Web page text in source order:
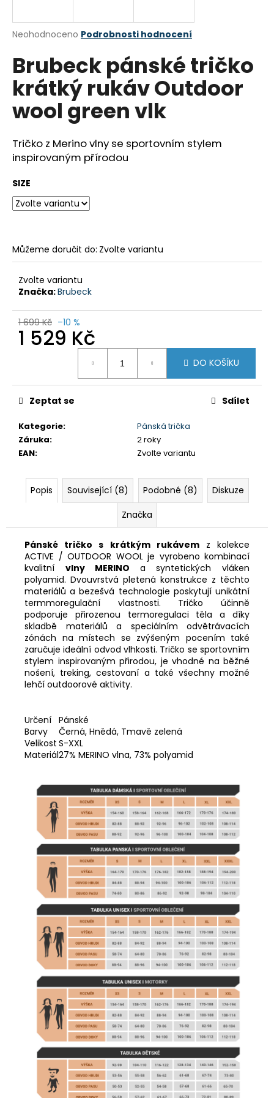
Průměrné
produktu
je
0,0
5
hvězdiček.
Neohodnoceno Podrobnosti hodnocení
Brubeck pánské tričko
krátký rukáv Outdoor
wool green vlk
Tričko z Merino vlny se sportovním stylem
inspirovaným přírodou
SIZE
Můžeme doručit do: Zvolte variantu
Zvolte variantu
Značka:Brubeck
1 699 Kč –10 %
1 529 Kč
DO KOŠÍKU
Kategorie:
Pánská trička
Záruka:
2 roky
EAN: Zvolte variantu
Zeptat se Sdílet
Popis Související (8) Podobné (8)
Diskuze
Značka
Pánské tričko s krátkým rukávem
z kolekce
ACTIVE / OUTDOOR WOOL je vyrobeno kombinací
kvalitní
vlny MERINO a syntetických vláken
polyamid. Dvouvrstvá pletená konstrukce z těchto
materiálů a bezešvá technologie poskytují unikátní
termmoregulační vlastnosti. Tričko účinně
podporuje přirozenou termoregulaci těla a díky
skladbě materiálů a speciálním odvětrávacích
zónách na místech se zvýšeným pocením také
zaručuje ideální odvod vlhkosti. Tričko se sportovním
stylem inspirovaným přirodou, je vhodné na běžné
nošení, treking, cestovaní a také všechny možné
lehčí outdoorové aktivity.
Určení Pánské
Barvy
Černá, Hnědá, Tmavě zelená
Velikost S-XXL
Materiál27% MERINO vlna, 73% polyamid
j
t
?
HLEDAT
D
o
r
u
č
u
e
m
KRAŤASY
GTS
BORDO
750
Kč
Původně:
590